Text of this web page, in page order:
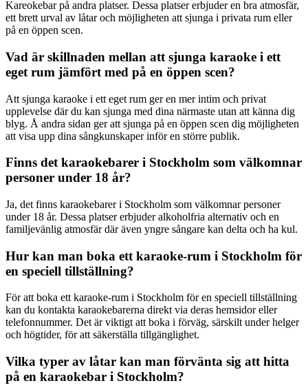
Kareokebar på andra platser. Dessa platser erbjuder en bra atmosfär,
ett brett urval av låtar och möjligheten att sjunga i privata rum eller
på en öppen scen.
Vad är skillnaden mellan att sjunga karaoke i ett
eget rum jämfört med på en öppen scen?
Att sjunga karaoke i ett eget rum ger en mer intim och privat
upplevelse där du kan sjunga med dina närmaste utan att känna dig
blyg. Å andra sidan ger att sjunga på en öppen scen dig möjligheten
att visa upp dina sångkunskaper inför en större publik.
Finns det karaokebarer i Stockholm som välkomnar
personer under 18 år?
Ja, det finns karaokebarer i Stockholm som välkomnar personer
under 18 år. Dessa platser erbjuder alkoholfria alternativ och en
familjevänlig atmosfär där även yngre sångare kan delta och ha kul.
Hur kan man boka ett karaoke-rum i Stockholm för
en speciell tillställning?
För att boka ett karaoke-rum i Stockholm för en speciell tillställning
kan du kontakta karaokebarerna direkt via deras hemsidor eller
telefonnummer. Det är viktigt att boka i förväg, särskilt under helger
och högtider, för att säkerställa tillgänglighet.
Vilka typer av låtar kan man förvänta sig att hitta
på en karaokebar i Stockholm?